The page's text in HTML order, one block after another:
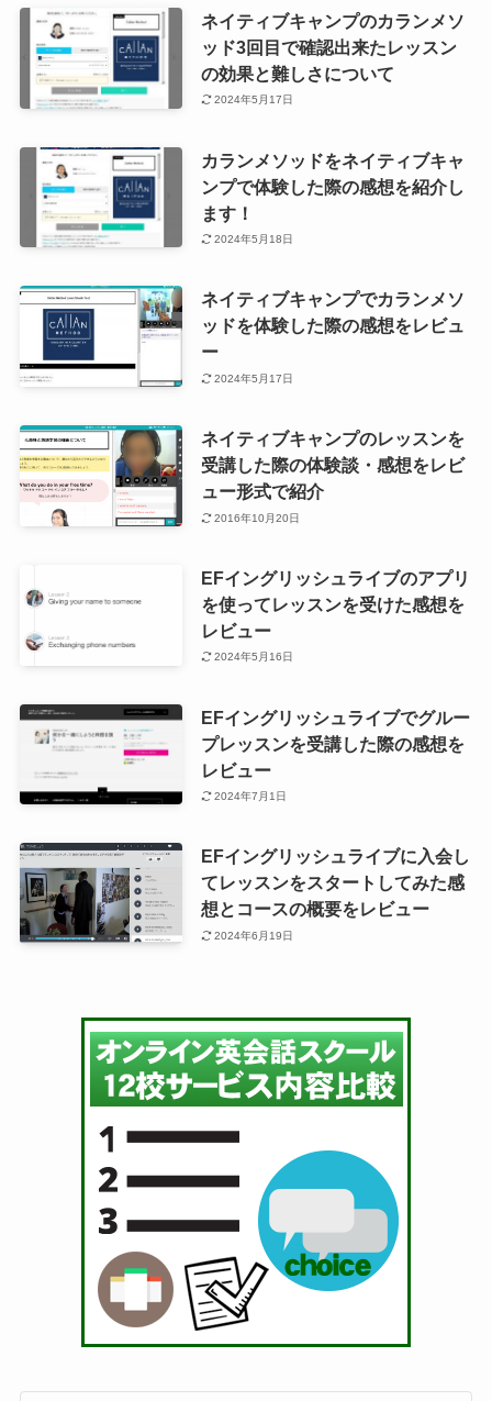
ネイティブキャンプのカランメソ
ッド3回目で確認出来たレッスン
の効果と難しさについて
2024年5月17日
カランメソッドをネイティブキャ
ンプで体験した際の感想を紹介し
ます！
2024年5月18日
ネイティブキャンプでカランメソ
ッドを体験した際の感想をレビュ
ー
2024年5月17日
ネイティブキャンプのレッスンを
受講した際の体験談・感想をレビ
ュー形式で紹介
2016年10月20日
EFイングリッシュライブのアプリ
を使ってレッスンを受けた感想を
レビュー
2024年5月16日
EFイングリッシュライブでグルー
プレッスンを受講した際の感想を
レビュー
2024年7月1日
EFイングリッシュライブに入会し
てレッスンをスタートしてみた感
想とコースの概要をレビュー
2024年6月19日